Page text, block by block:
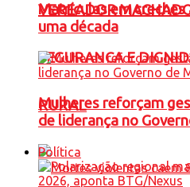
VEREADOR
SEGURANCA E
RURAL
Matrículas em creches
uma década
Mulheres reforçam
de liderança no
Política